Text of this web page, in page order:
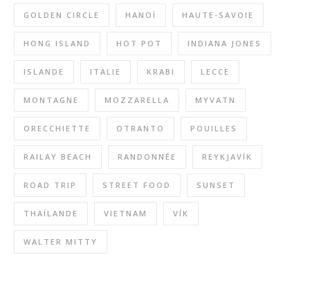
GOLDEN CIRCLE HANOÏ HAUTE-SAVOIE
HONG ISLAND HOT POT INDIANA JONES
ISLANDE ITALIE KRABI LECCE
MONTAGNE MOZZARELLA MYVATN
ORECCHIETTE OTRANTO POUILLES
RAILAY BEACH RANDONNÉE REYKJAVÍK
ROAD TRIP STREET FOOD SUNSET
THAÏLANDE VIETNAM VÍK
WALTER MITTY